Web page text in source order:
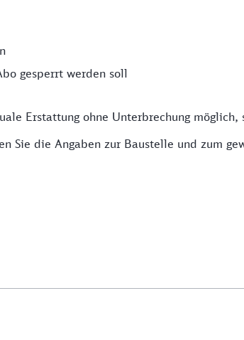
gesperrt werden soll
Erstattung ohne Unterbrechung
Sie die Angaben zur Baustelle und zum